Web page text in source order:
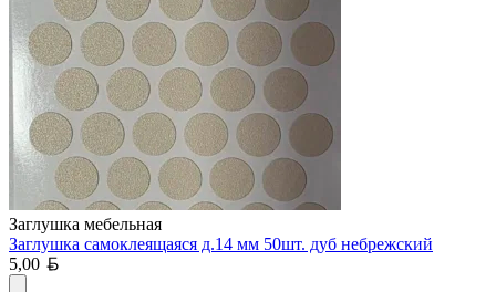
Заглушка мебельная
Заглушка самоклеящаяся д.14 мм 50шт. дуб небрежский
5,00